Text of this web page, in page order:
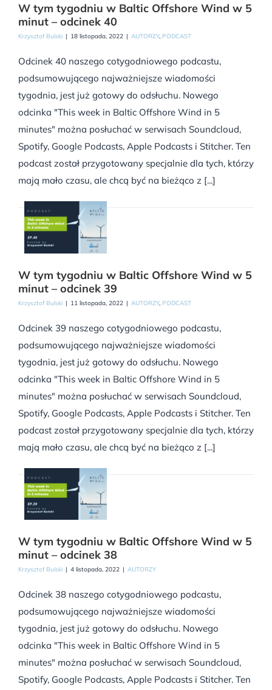
W tym tygodniu w Baltic Offshore Wind w 5
minut – odcinek 40
Krzysztof Bulski | 18 listopada, 2022 | AUTORZY, PODCAST
Odcinek 40 naszego cotygodniowego podcastu,
podsumowującego najważniejsze wiadomości
tygodnia, jest już gotowy do odsłuchu. Nowego
odcinka "This week in Baltic Offshore Wind in 5
minutes" można posłuchać w serwisach Soundcloud,
Spotify, Google Podcasts, Apple Podcasts i Stitcher. Ten
podcast został przygotowany specjalnie dla tych, którzy
mają mało czasu, ale chcą być na bieżąco z [...]
W tym tygodniu w Baltic Offshore Wind w 5
minut – odcinek 39
Krzysztof Bulski | 11 listopada, 2022 | AUTORZY, PODCAST
Odcinek 39 naszego cotygodniowego podcastu,
podsumowującego najważniejsze wiadomości
tygodnia, jest już gotowy do odsłuchu. Nowego
odcinka "This week in Baltic Offshore Wind in 5
minutes" można posłuchać w serwisach Soundcloud,
Spotify, Google Podcasts, Apple Podcasts i Stitcher. Ten
podcast został przygotowany specjalnie dla tych, którzy
mają mało czasu, ale chcą być na bieżąco z [...]
W tym tygodniu w Baltic Offshore Wind w 5
minut – odcinek 38
Krzysztof Bulski | 4 listopada, 2022 | AUTORZY
Odcinek 38 naszego cotygodniowego podcastu,
podsumowującego najważniejsze wiadomości
tygodnia, jest już gotowy do odsłuchu. Nowego
odcinka "This week in Baltic Offshore Wind in 5
minutes" można posłuchać w serwisach Soundcloud,
Spotify, Google Podcasts, Apple Podcasts i Stitcher. Ten